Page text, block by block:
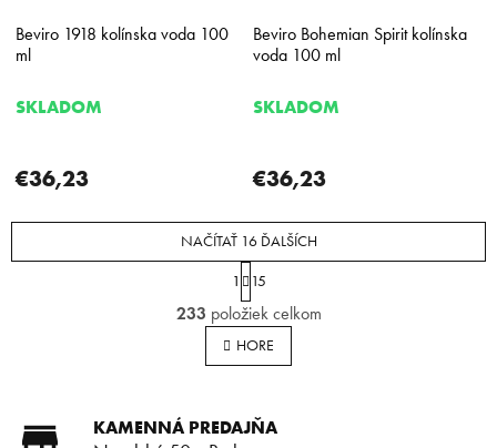
Beviro 1918 kolínska voda 100
ml
SKLADOM
€36,23
Beviro Bohemian Spirit kolínska
voda 100 ml
SKLADOM
€36,23
O
v
l
á
c
NAČÍTAŤ 16 ĎALŠÍCH
S
t
r
á
n
k
a
n
1 15
233 položiek celkom
HORE
KAMENNÁ PREDAJŇA